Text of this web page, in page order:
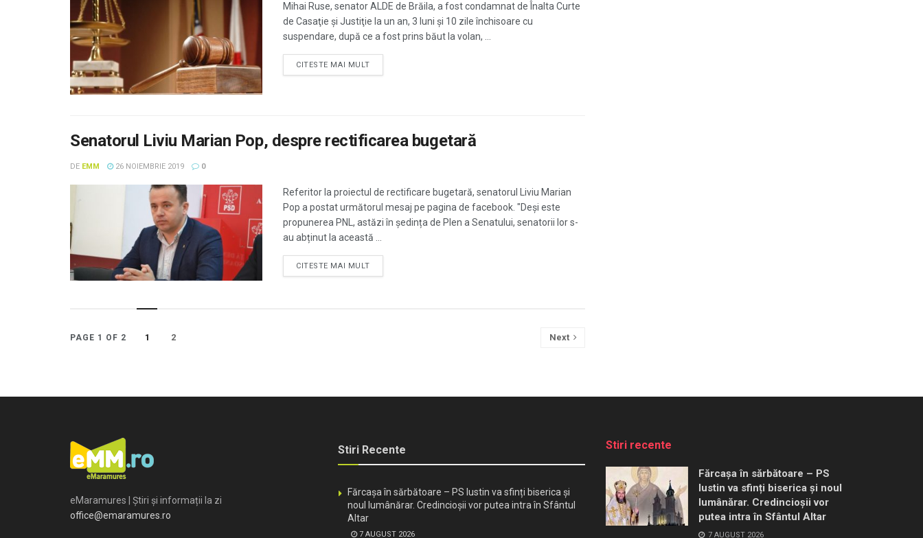
Mihai Ruse, senator ALDE de Brăila, a fost condamnat de Înalta Curte
de Casaţie şi Justiţie la un an, 3 luni şi 10 zile închisoare cu
suspendare, după ce a fost prins băut la volan, ...
CITESTE MAI MULT
Senatorul Liviu Marian Pop, despre rectificarea bugetară
DE EMM 26 NOIEMBRIE 2019 0
Referitor la proiectul de rectificare bugetară, senatorul Liviu Marian
Pop a postat următorul mesaj pe pagina de facebook. "Deși este
propunerea PNL, astăzi în ședința de Plen a Senatului, senatorii lor s-
au abținut la această ...
CITESTE MAI MULT
PAGE 1 OF 2 1 2 Next
eMaramures | Știri și informații la zi
office@emaramures.ro
Stiri Recente
Fărcașa în sărbătoare – PS Iustin va sfinți biserica și
noul lumânărar. Credincioșii vor putea intra în Sfântul
Altar
7 AUGUST 2026
Stiri recente
Fărcașa în sărbătoare – PS
Iustin va sfinți biserica și noul
lumânărar. Credincioșii vor
putea intra în Sfântul Altar
7 AUGUST 2026